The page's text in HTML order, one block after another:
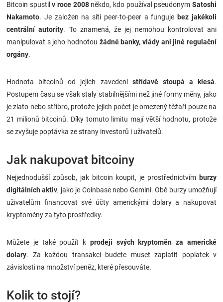
Hračkářství
Přihlášení
Bitcoin spustilv roce 2008někdo, kdo používal pseudonym Satoshi
Nakamoto. Je založen na síti peer-to-peer a funguje bez jakékoli
centrální autority. To znamená, že jej nemohou kontrolovat ani
manipulovat s jeho hodnotou žádné banky, vlády ani jiné regulační
orgány.
Hodnota bitcoinů od jejich zavedení střídavě stoupá a klesá.
Postupem času se však staly stabilnějšími než jiné formy měny, jako
je zlato nebo stříbro, protože jejich počet je omezený těžaři pouze na
21 milionů bitcoinů. Díky tomuto limitu mají větší hodnotu, protože
se zvyšuje poptávka ze strany investorů i uživatelů.
Jak nakupovat bitcoiny
Nejjednodušší způsob, jak bitcoin koupit, je prostřednictvím burzy
digitálních aktiv, jako je Coinbase nebo Gemini. Obě burzy umožňují
uživatelům financovat své účty americkými dolary a nakupovat
kryptoměny za tyto prostředky.
Můžete je také použít k prodeji svých kryptoměn za americké
dolary. Za každou transakci budete muset zaplatit poplatek v
závislosti na množství peněz, které přesouváte.
Kolik to stojí?